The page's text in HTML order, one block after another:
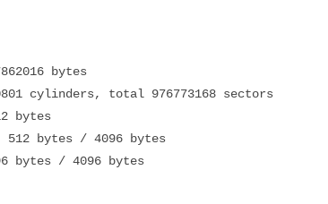
bytes
cylinders, total 976773168 sectors
bytes
bytes / 4096 bytes
bytes / 4096 bytes